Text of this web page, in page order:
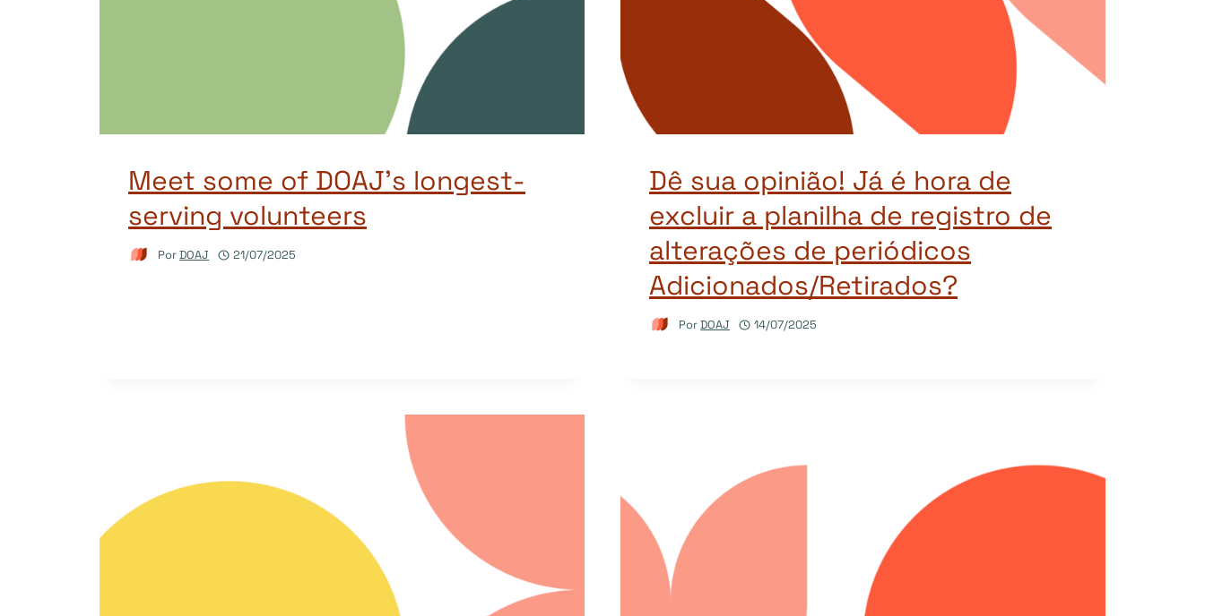
Meet some of DOAJ’s longest-
serving volunteers
PorDOAJ 21/07/2025
Dê sua opinião! Já é hora de
excluir a planilha de registro de
alterações de periódicos
Adicionados/Retirados?
PorDOAJ 14/07/2025